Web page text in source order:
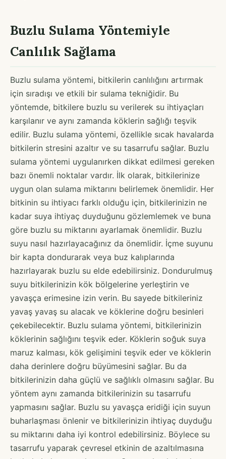
Buzlu Sulama Yöntemiyle
Canlılık Sağlama
Buzlu sulama yöntemi, bitkilerin canlılığını artırmak
için sıradışı ve etkili bir sulama tekniğidir. Bu
yöntemde, bitkilere buzlu su verilerek su ihtiyaçları
karşılanır ve aynı zamanda köklerin sağlığı teşvik
edilir. Buzlu sulama yöntemi, özellikle sıcak havalarda
bitkilerin stresini azaltır ve su tasarrufu sağlar. Buzlu
sulama yöntemi uygulanırken dikkat edilmesi gereken
bazı önemli noktalar vardır. İlk olarak, bitkilerinize
uygun olan sulama miktarını belirlemek önemlidir. Her
bitkinin su ihtiyacı farklı olduğu için, bitkilerinizin ne
kadar suya ihtiyaç duyduğunu gözlemlemek ve buna
göre buzlu su miktarını ayarlamak önemlidir. Buzlu
suyu nasıl hazırlayacağınız da önemlidir. İçme suyunu
bir kapta dondurarak veya buz kalıplarında
hazırlayarak buzlu su elde edebilirsiniz. Dondurulmuş
suyu bitkilerinizin kök bölgelerine yerleştirin ve
yavaşça erimesine izin verin. Bu sayede bitkileriniz
yavaş yavaş su alacak ve köklerine doğru besinleri
çekebilecektir. Buzlu sulama yöntemi, bitkilerinizin
köklerinin sağlığını teşvik eder. Köklerin soğuk suya
maruz kalması, kök gelişimini teşvik eder ve köklerin
daha derinlere doğru büyümesini sağlar. Bu da
bitkilerinizin daha güçlü ve sağlıklı olmasını sağlar. Bu
yöntem aynı zamanda bitkilerinizin su tasarrufu
yapmasını sağlar. Buzlu su yavaşça eridiği için suyun
buharlaşması önlenir ve bitkilerinizin ihtiyaç duyduğu
su miktarını daha iyi kontrol edebilirsiniz. Böylece su
tasarrufu yaparak çevresel etkinin de azaltılmasına